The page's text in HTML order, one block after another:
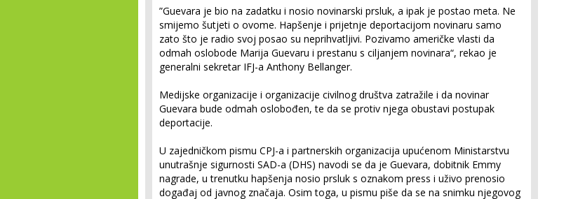
”Guevara je bio na zadatku i nosio novinarski prsluk, a ipak je postao meta. Ne
smijemo šutjeti o ovome. Hapšenje i prijetnje deportacijom novinaru samo
zato što je radio svoj posao su neprihvatljivi. Pozivamo američke vlasti da
odmah oslobode Marija Guevaru i prestanu s ciljanjem novinara“, rekao je
generalni sekretar IFJ-a Anthony Bellanger.
Medijske organizacije i organizacije civilnog društva zatražile i da novinar
Guevara bude odmah oslobođen, te da se protiv njega obustavi postupak
deportacije.
U zajedničkom pismu CPJ-a i partnerskih organizacija upućenom Ministarstvu
unutrašnje sigurnosti SAD-a (DHS) navodi se da je Guevara, dobitnik Emmy
nagrade, u trenutku hapšenja nosio prsluk s oznakom press i uživo prenosio
događaj od javnog značaja. Osim toga, u pismu piše da se na snimku njegovog